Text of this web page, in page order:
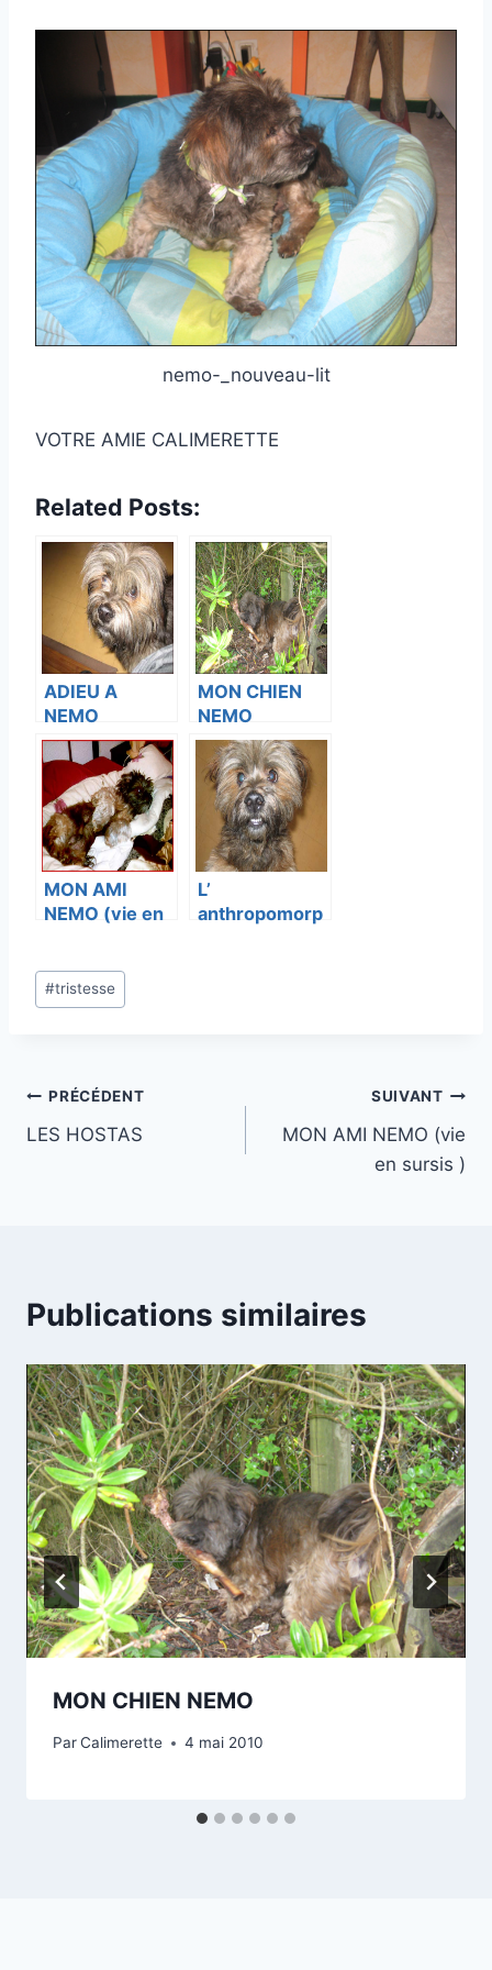
nemo-_nouveau-lit
VOTRE AMIE CALIMERETTE
Related Posts:
ADIEU A
NEMO
MON CHIEN
NEMO
MON AMI
NEMO (vie en
L’
anthropomorp
Étiquettes
de
#tristesse
Navigation
de
PRÉCÉDENT
LES HOSTAS
SUIVANT
MON AMI NEMO (vie
en sursis )
Publications similaires
MON CHIEN NEMO
ParCalimerette 4 mai 2010